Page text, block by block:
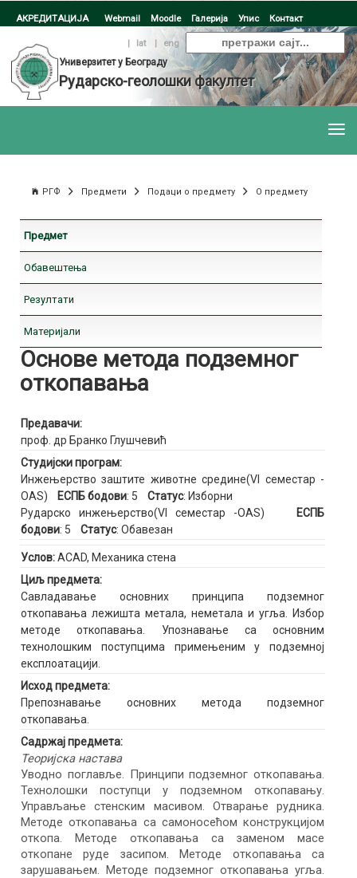
АКРЕДИТАЦИЈА Webmail Moodle Галерија Упис Контакт
| lat |
eng
Универзитет у Београду
Рударско-геолошки факултет
РГФ Предмети Подаци о предмету О предмету
Предмет
Обавештења
Резултати
Материјали
Основе метода подземног
откопавања
Предавачи:
проф. др Бранко Глушчевић
Студијски програм:
Инжењерство заштите животне средине(VI семестар -
OAS)
ЕСПБ бодови: 5 Статус: Изборни
Рударско инжењерство(VI семестар -OAS)
ЕСПБ
бодови: 5 Статус: Обавезан
Услов:ACAD, Механика стена
Циљ предмета:
Савладавање основних принципа подземног
откопавања лежишта метала, неметала и угља. Избор
методе откопавања. Упознавање са основним
технолошким поступцима примењеним у подземној
експлоатацији.
Исход предмета:
Препознавање основних метода подземног
откопавања.
Садржај предмета:
Теоријска настава
Уводно поглавље. Принципи подземног откопавања.
Технолошки поступци у подземном откопавању.
Управљање стенским масивом. Отварање рудника.
Методе откопавања са самоносећом конструкцијом
откопа. Методе откопавања са заменом масе
откопане руде засипом. Методе откопавања са
зарушавањем. Методе подземног откопавања угља.